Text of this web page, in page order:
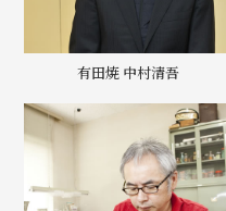
有田焼 中村清吾